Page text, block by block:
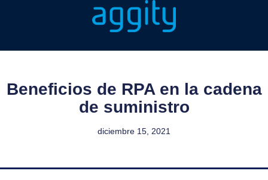
Beneficios de RPA en la cadena
de suministro
diciembre 15, 2021